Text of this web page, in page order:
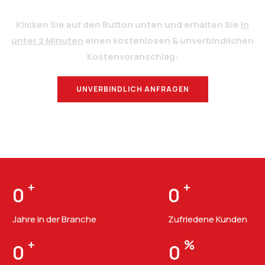
Klicken Sie auf den Button unten und erhalten Sie in
unter 2 Minuten einen kostenlosen & unverbindlichen
Kostenvoranschlag:
UNVERBINDLICH ANFRAGEN
0 +
Jahre in der Branche
0 +
Zufriedene Kunden
0 + 0 %